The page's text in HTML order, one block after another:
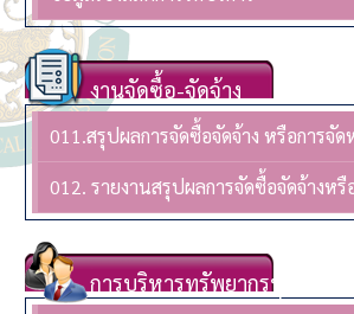
งานจัดซื้อ-จัดจ้าง
011.สรุปผลการจัดซื้อจัดจ้าง หรือการ
012. รายงานสรุปผลการจัดซื้อจัดจ้าง
การบริหารทรัพยากรบุคล